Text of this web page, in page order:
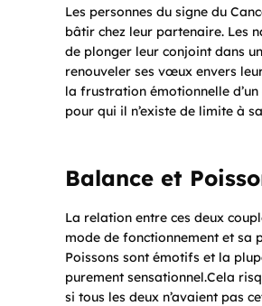
Les personnes du signe du
bâtir chez leur partenaire. Les
de plonger leur conjoint dans
renouveler ses vœux envers
la frustration émotionnelle
pour qui il n’existe de limite à
Balance et
La relation entre ces deux
mode de fonctionnement et sa
Poissons sont émotifs et la
purement sensationnel.Cela
si tous les deux n’avaient pas